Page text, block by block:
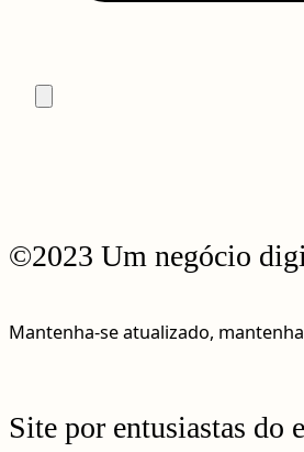
©2023 Um negócio
Mantenha-se atualizado,
Site por entusiastas do